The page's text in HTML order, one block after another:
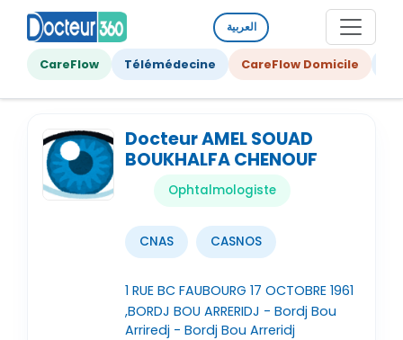
العربية
CareFlow Télémédecine CareFlow Domicile
Docteur AMEL SOUAD
BOUKHALFA CHENOUF
Ophtalmologiste
CNAS CASNOS
1 RUE BC FAUBOURG 17 OCTOBRE 1961
,BORDJ BOU ARRERIDJ - Bordj Bou
Arriredj - Bordj Bou Arreridj